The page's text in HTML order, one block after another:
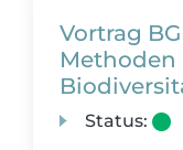
Vortrag
Methoden
Status: